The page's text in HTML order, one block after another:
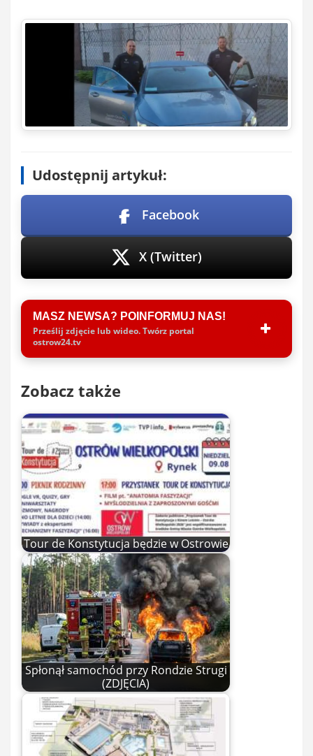
Udostępnij artykuł:
Facebook
X (Twitter)
MASZ NEWSA? POINFORMUJ NAS!
Prześlij zdjęcie lub wideo. Twórz portal
ostrow24.tv
Zobacz także
Tour de Konstytucja będzie w Ostrowie
Spłonął samochód przy Rondzie Strugi
(ZDJĘCIA)